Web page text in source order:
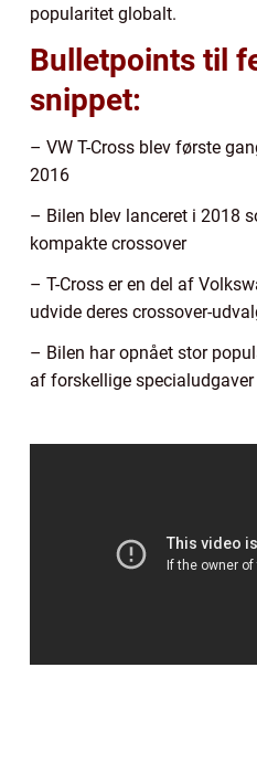
popularitet globalt.
Bulletpoints til
snippet:
– VW T-Cross blev første
2016
– Bilen blev lanceret i 2018
kompakte crossover
– T-Cross er en del af
udvide deres crossover-
– Bilen har opnået stor
af forskellige